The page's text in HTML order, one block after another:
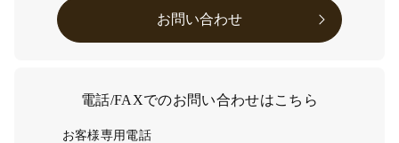
お問い合わせ
電話/FAXでのお問い合わせはこちら
お客様専用電話